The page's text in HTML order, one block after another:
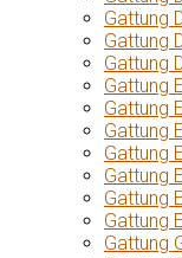
Gattung
Gattung
Gattung
Gattung
Gattung
Gattung
Gattung
Gattung
Gattung
Gattung
Gattung